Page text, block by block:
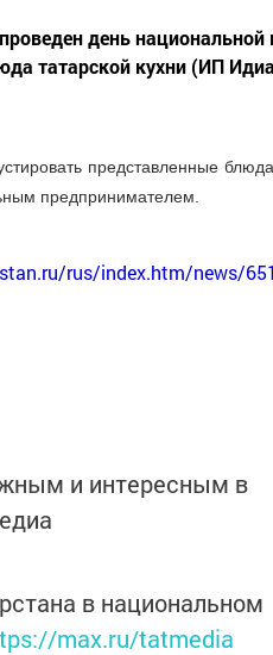
день национальной
татарской кухни (ИП
представленные
предпринимателем.
rus/index.htm/news/
и интересным в
в национальном
max.ru/tatmedia